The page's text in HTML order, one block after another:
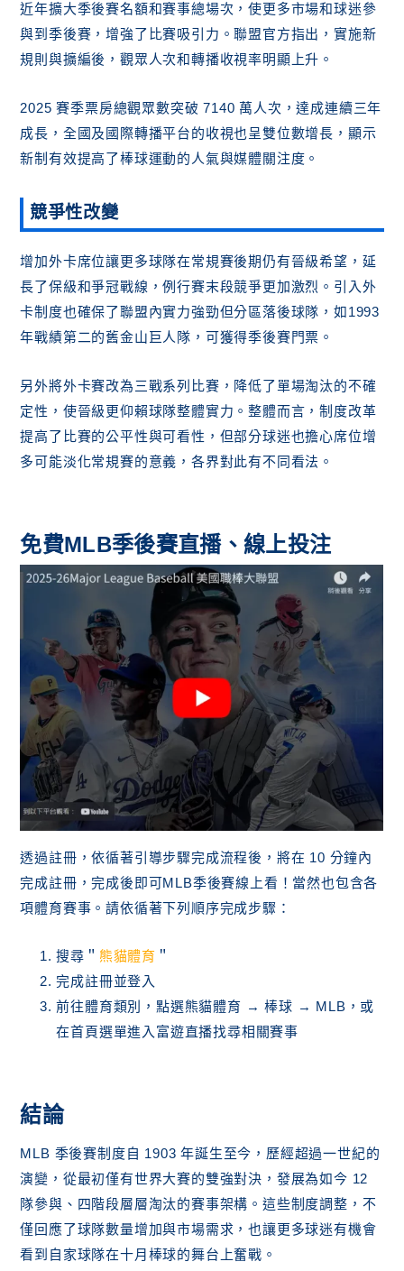
近年擴大季後賽名額和賽事總場次，使更多市場和球迷參
與到季後賽，增強了比賽吸引力。聯盟官方指出，實施新
規則與擴編後，觀眾人次和轉播收視率明顯上升。
2025 賽季票房總觀眾數突破 7140 萬人次，達成連續三年
成長，全國及國際轉播平台的收視也呈雙位數增長，顯示
新制有效提高了棒球運動的人氣與媒體關注度。
競爭性改變
增加外卡席位讓更多球隊在常規賽後期仍有晉級希望，延
長了保級和爭冠戰線，例行賽末段競爭更加激烈。引入外
卡制度也確保了聯盟內實力強勁但分區落後球隊，如1993
年戰績第二的舊金山巨人隊，可獲得季後賽門票。
另外將外卡賽改為三戰系列比賽，降低了單場淘汰的不確
定性，使晉級更仰賴球隊整體實力。整體而言，制度改革
提高了比賽的公平性與可看性，但部分球迷也擔心席位增
多可能淡化常規賽的意義，各界對此有不同看法。
免費MLB季後賽直播、線上投注
透過註冊，依循著引導步驟完成流程後，將在 10 分鐘內
完成註冊，完成後即可MLB季後賽線上看！當然也包含各
項體育賽事。請依循著下列順序完成步驟：
搜尋＂ 熊貓體育 ＂
完成註冊並登入
前往體育類別，點選熊貓體育 → 棒球 → MLB，或
在首頁選單進入富遊直播找尋相關賽事
結論
MLB 季後賽制度自 1903 年誕生至今，歷經超過一世紀的
演變，從最初僅有世界大賽的雙強對決，發展為如今 12
隊參與、四階段層層淘汰的賽事架構。這些制度調整，不
僅回應了球隊數量增加與市場需求，也讓更多球迷有機會
看到自家球隊在十月棒球的舞台上奮戰。